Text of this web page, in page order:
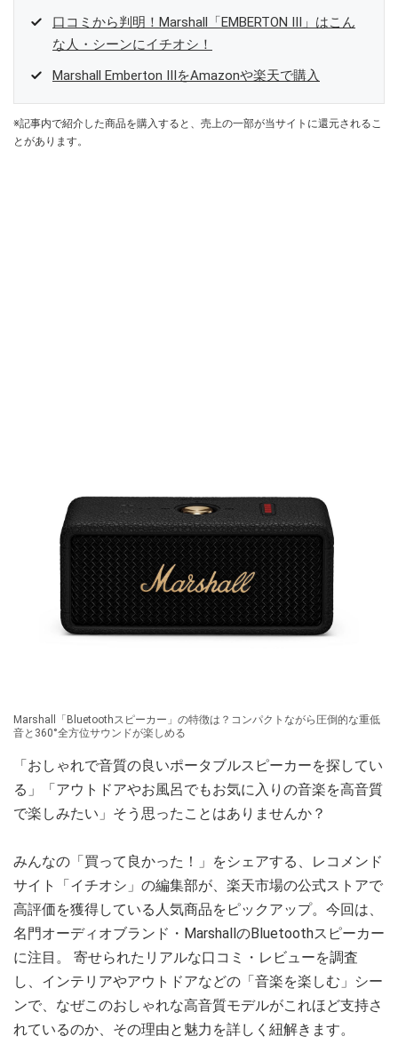
口コミから判明！Marshall「EMBERTON III」はこん
な人・シーンにイチオシ！
Marshall Emberton IIIをAmazonや楽天で購入
※記事内で紹介した商品を購入すると、売上の一部が当サイトに還元されるこ
とがあります。
Marshall「Bluetoothスピーカー」の特徴は？コンパクトながら圧倒的な重低
音と360°全方位サウンドが楽しめる
「おしゃれで音質の良いポータブルスピーカーを探してい
る」「アウトドアやお風呂でもお気に入りの音楽を高音質
で楽しみたい」そう思ったことはありませんか？
みんなの「買って良かった！」をシェアする、レコメンド
サイト「イチオシ」の編集部が、楽天市場の公式ストアで
高評価を獲得している人気商品をピックアップ。今回は、
名門オーディオブランド・MarshallのBluetoothスピーカー
に注目。 寄せられたリアルな口コミ・レビューを調査
し、インテリアやアウトドアなどの「音楽を楽しむ」シー
ンで、なぜこのおしゃれな高音質モデルがこれほど支持さ
れているのか、その理由と魅力を詳しく紐解きます。